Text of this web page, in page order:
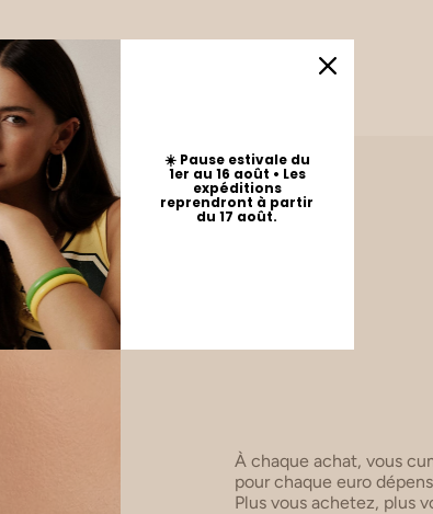
À chaque achat, vous
pour chaque euro
Plus vous achetez, plus
☀️ Pause estivale du
1er au 16 août • Les
expéditions
reprendront à partir
du 17 août.